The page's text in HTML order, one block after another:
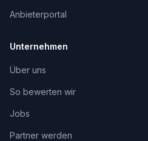
Anbieterportal
Unternehmen
Über uns
So bewerten wir
Jobs
Partner werden